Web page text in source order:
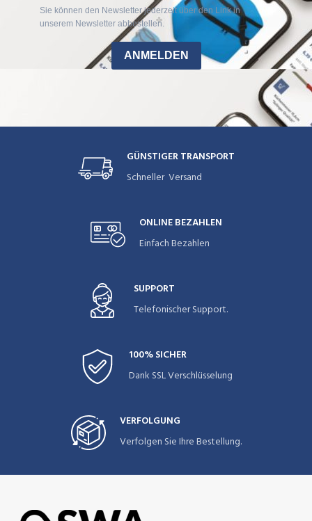
Sie können den Newsletter jederzeit über den Link in
unserem Newsletter abbestellen.
ANMELDEN
GÜNSTIGER TRANSPORT
Schneller Versand
ONLINE BEZAHLEN
Einfach Bezahlen
SUPPORT
Telefonischer Support.
100% SICHER
Dank SSL Verschlüsselung
VERFOLGUNG
Verfolgen Sie Ihre Bestellung.